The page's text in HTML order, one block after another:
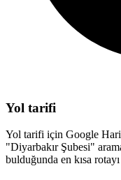
Yol tarifi
Yol tarifi için Google
"Diyarbakır Şubesi"
bulduğunda en kısa